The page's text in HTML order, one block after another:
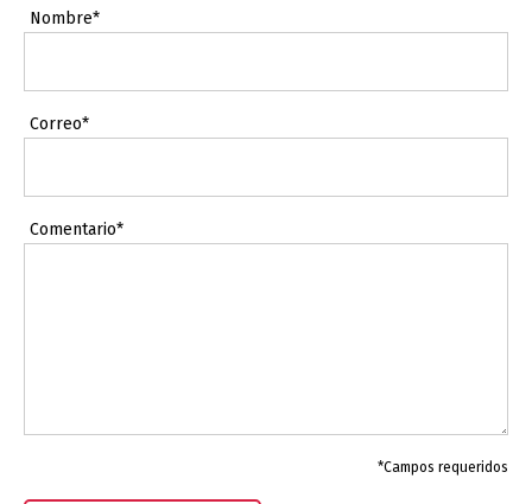
Nombre*
Correo*
Comentario*
*Campos requeridos